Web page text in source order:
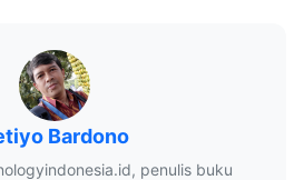
Bardono
penulis buku